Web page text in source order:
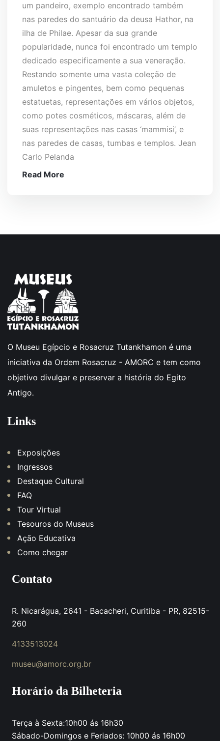
um pandeiro, exemplo encontrado também
nas paredes do santuário da deusa Hathor, na
ilha de Philae. Apesar da sua grande
popularidade, nunca foi encontrado um templo
dedicado especificamente a sua veneração.
Restando somente uma vasta coleção de
amuletos e pingentes, bem como pequenas
estatuetas, representações em vários objetos,
como potes cosméticos, máscaras, além de
suas representações nas casas ‘mammisi’, e
nas paredes de casas, tumbas e templos. Jean
Carlo Pelanda
Read More
O Museu Egípcio e Rosacruz Tutankhamon é uma
iniciativa da Ordem Rosacruz - AMORC e tem como
objetivo divulgar e preservar a história do Egito
Antigo.
Links
Exposições
Ingressos
Destaque Cultural
FAQ
Tour Virtual
Tesouros do Museus
Ação Educativa
Como chegar
Contato
R. Nicarágua, 2641 - Bacacheri, Curitiba - PR, 82515-
260
4133513024
museu@amorc.org.br
Horário da Bilheteria
Terça à Sexta:10h00 ás 16h30
Sábado-Domingos e Feriados: 10h00 ás 16h00